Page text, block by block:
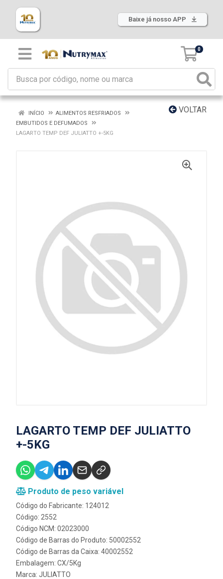
Baixe já nosso APP
0
VOLTAR
INÍCIO
ALIMENTOS RESFRIADOS
EMBUTIDOS E DEFUMADOS
LAGARTO TEMP DEF JULIATTO +-5KG
LAGARTO TEMP DEF JULIATTO
+-5KG
Produto de peso variável
Código do Fabricante: 124012
Código: 2552
Código NCM: 02023000
Código de Barras do Produto: 50002552
Código de Barras da Caixa: 40002552
Embalagem: CX/5Kg
Marca: JULIATTO